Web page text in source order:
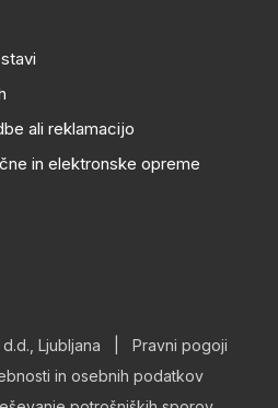
ali reklamacijo
in elektronske opreme
Ljubljana
Pravni pogoji
in osebnih podatkov